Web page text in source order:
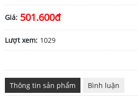
Giá: 501.600đ
Lượt xem: 1029
Thông tin sản phẩm Bình luận